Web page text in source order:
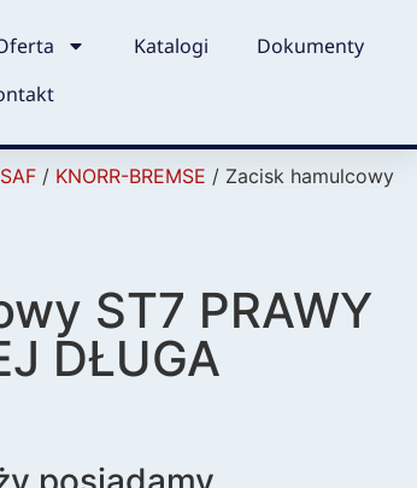
Katalogi
Dokumenty
SAF / KNORR-BREMSE / Zacisk hamulcowy
ST7 PRAWY
DŁUGA